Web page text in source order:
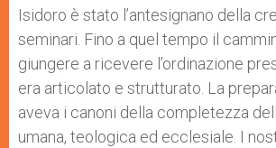
Isidoro è stato l’antesignano della
seminari. Fino a quel tempo il
giungere a ricevere l’ordinazione
era articolato e strutturato. La
aveva i canoni della completezza
umana, teologica ed ecclesiale. I